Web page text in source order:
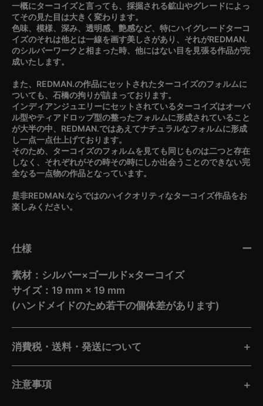
一概にターコイズと言っても、採掘される鉱山やグレードによっ
てその見た目は大きく変わります。
色味、模様、深み、透明感、艶感など、特にハイグレードターコ
イズのそれは他とは一線を画す美しさがあり、それがREDMAN.
のシルバーワークと相まった時、他にはない目を見張る作品が完
成いたします。
また、REDMAN.の作品にセットされたターコイズのフォルムに
ついても、石橋の拘りが詰まっております。
インディアンジュエリーにセットされているターコイズはオーバ
ル型やティアドロップ型の整ったフォルムに形成されていること
が大半の中、REDMAN.ではあえてナチュラルなフォルムに形成
し一点一点仕上げております。
そのため、ターコイズのフォルムを見ても同じものは二つと存在
しなく、それぞれがその時その時にしか出会うことのできない完
全なる一点物の作品となっています。
是非REDMAN.ならではのハイクオリティなターコイズ作品をお
楽しみください。
仕様
素材：シルバー×ゴールド×ターコイズ
サイズ：19 mm × 19 mm
(ハンドメイドのため若干の個体差があります)
消費税・送料・発送について
注意事項